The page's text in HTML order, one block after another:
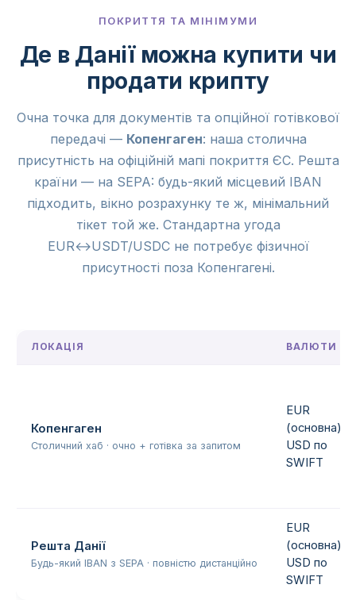
ПОКРИТТЯ ТА МІНІМУМИ
Де в Данії можна купити чи
продати крипту
Очна точка для документів та опційної готівкової
передачі — Копенгаген: наша столична
присутність на офіційній мапі покриття ЄС. Решта
країни — на SEPA: будь-який місцевий IBAN
підходить, вікно розрахунку те ж, мінімальний
тікет той же. Стандартна угода
EUR↔USDT/USDC не потребує фізичної
присутності поза Копенгагені.
ЛОКАЦІЯ ВАЛЮТИ
Копенгаген
Столичний хаб · очно + готівка за запитом
EUR
(основна),
USD по
SWIFT
Решта Данії
Будь-який IBAN з SEPA · повністю дистанційно
EUR
(основна),
USD по
SWIFT